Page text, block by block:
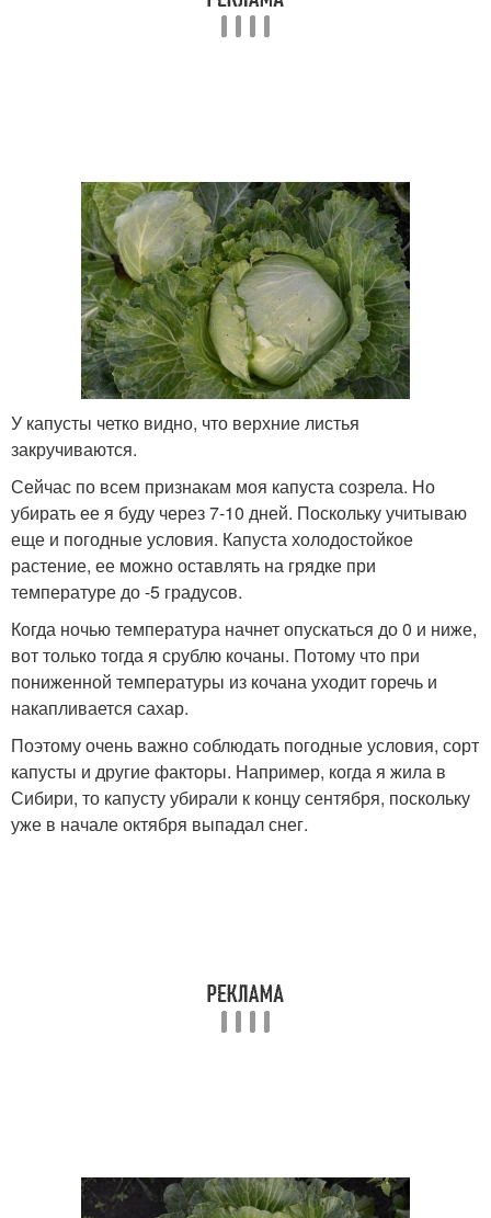
У капусты четко видно, что верхние листья
закручиваются.
Сейчас по всем признакам моя капуста созрела. Но
убирать ее я буду через 7-10 дней. Поскольку учитываю
еще и погодные условия. Капуста холодостойкое
растение, ее можно оставлять на грядке при
температуре до -5 градусов.
Когда ночью температура начнет опускаться до 0 и ниже,
вот только тогда я срублю кочаны. Потому что при
пониженной температуры из кочана уходит горечь и
накапливается сахар.
Поэтому очень важно соблюдать погодные условия, сорт
капусты и другие факторы. Например, когда я жила в
Сибири, то капусту убирали к концу сентября, поскольку
уже в начале октября выпадал снег.